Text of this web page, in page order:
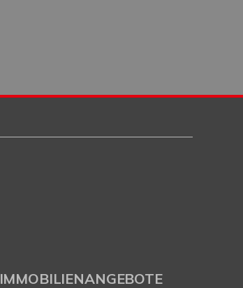
IMMOBILIENANGEBOTE